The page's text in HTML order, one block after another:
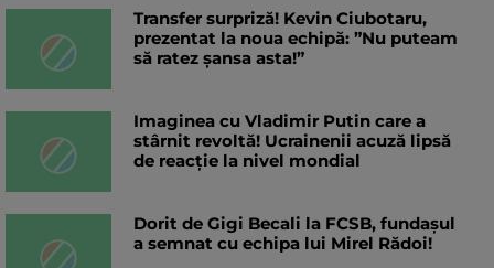
Transfer surpriză! Kevin Ciubotaru,
prezentat la noua echipă: ”Nu puteam
să ratez șansa asta!”
Imaginea cu Vladimir Putin care a
stârnit revoltă! Ucrainenii acuză lipsă
de reacție la nivel mondial
Dorit de Gigi Becali la FCSB, fundașul
a semnat cu echipa lui Mirel Rădoi!